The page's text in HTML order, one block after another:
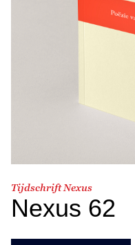
Tijdschrift Nexus
Nexus 62